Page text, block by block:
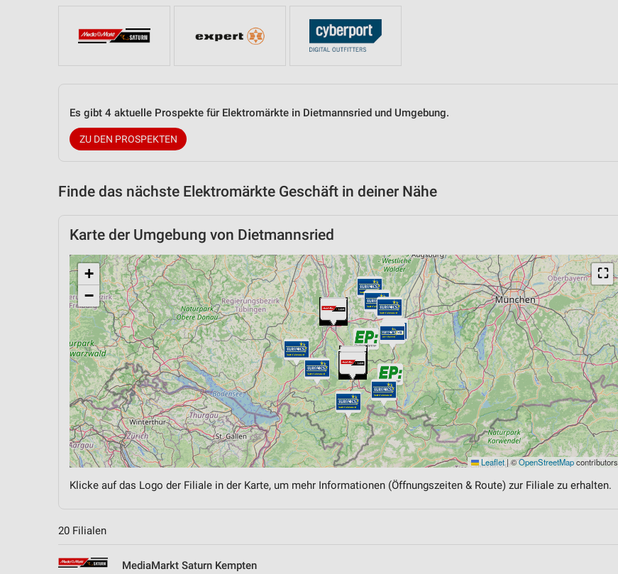
Es gibt 4 aktuelle Prospekte für Elektromärkte in Dietmannsried und Umgebung.
ZU DEN PROSPEKTEN
Finde das nächste Elektromärkte Geschäft in deiner Nähe
Karte der Umgebung von Dietmannsried
⛶
+
−
Leaflet | ©OpenStreetMapcontributors
Klicke auf das Logo der Filiale in der Karte, um mehr Informationen (Öffnungszeiten & Route) zur Filiale zu erhalten.
20 Filialen
MediaMarkt Saturn Kempten